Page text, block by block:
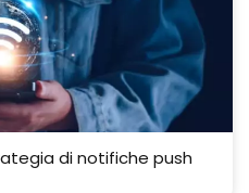
di notifiche push